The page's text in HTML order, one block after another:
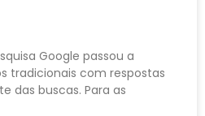
Google passou a
tradicionais com respostas
das buscas. Para as